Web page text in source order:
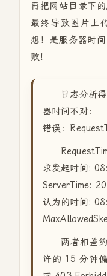
再把网站目录下
最终导致图片上
想！是服务器时
败！
日志分析
器时间不对：
错误：
求发起时间:
ServerTime:
认为的时间:
两者相差
许的 15 分钟